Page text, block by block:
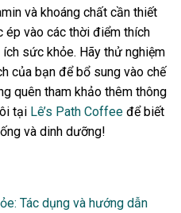
và khoáng chất cần thiết
ép vào các thời điểm thích
sức khỏe. Hãy thử nghiệm
của bạn để bổ sung vào chế
quên tham khảo thêm thông
tại Lê’s Path Coffee để biết
và dinh dưỡng!
Tác dụng và hướng dẫn